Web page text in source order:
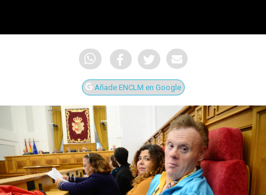
Añade ENCLM en Google